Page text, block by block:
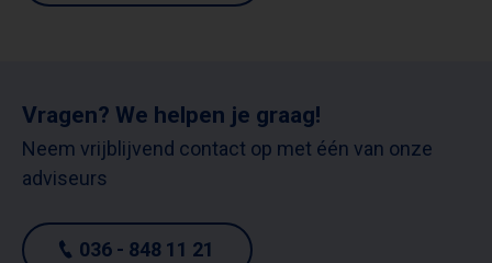
Vragen? We helpen je graag!
Neem vrijblijvend contact op met één van onze
adviseurs
036 - 848 11 21